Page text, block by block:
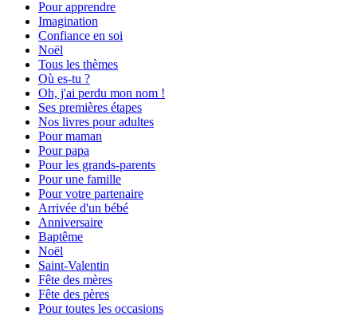
Pour apprendre
Imagination
Confiance en soi
Noël
Tous les thèmes
Où es-tu ?
Oh, j'ai perdu mon nom !
Ses premières étapes
Nos livres pour adultes
Pour maman
Pour papa
Pour les grands-parents
Pour une famille
Pour votre partenaire
Arrivée d'un bébé
Anniversaire
Baptême
Noël
Saint-Valentin
Fête des mères
Fête des pères
Pour toutes les occasions